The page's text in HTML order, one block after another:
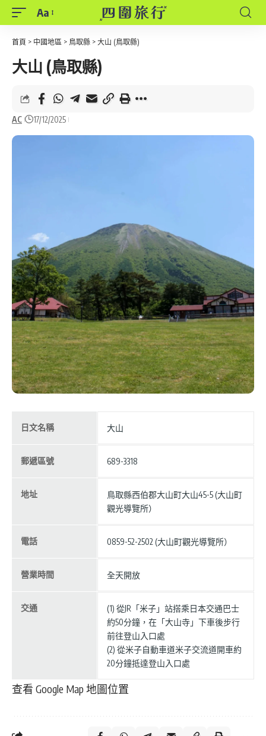
Font
Resizer
Aa
首頁 > 中國地區 > 鳥取縣 > 大山 (鳥取縣)
大山 (鳥取縣)
AC 17/12/2025
日文名稱 大山
郵遞區號 689-3318
地址
鳥取縣西伯郡大山町大山45-5 (大山町
觀光導覽所）
電話 0859-52-2502 (大山町觀光導覽所）
營業時間 全天開放
交通
(1) 從JR「米子」站搭乘日本交通巴士
約50分鐘，在「大山寺」下車後步行
前往登山入口處
(2) 從米子自動車道米子交流道開車約
20分鐘抵達登山入口處
查看 Google Map 地圖位置